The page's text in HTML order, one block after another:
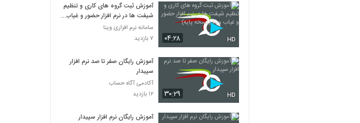
۰۴:۲۸ HD
آموزش ثبت گروه های کاری و تنظیم
شیفت ها در نرم افزار حضور و غیاب
وینا (نسخه پایه)
سامانه نرم افزاری وینا
۷ بازدید
۳۰:۲۹ HD
آموزش رایگان صفر تا صد نرم افزار
سپیدار
آکادمی آگاه حساب
۱۲ بازدید
آموزش رایگان نرم افزار سپیدار